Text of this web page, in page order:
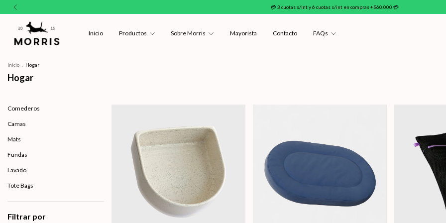
💳 3 cuotas s/int y 6 cuotas s/int en compras +$60.000 💳
Inicio Productos Sobre Morris Mayorista Contacto FAQs
Inicio Hogar
Hogar
Comederos
Camas
Mats
Fundas
Lavado
Tote Bags
Filtrar por